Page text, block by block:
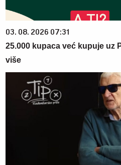
03. 08. 2026 07:31
25.000 kupaca već kupuje uz
više